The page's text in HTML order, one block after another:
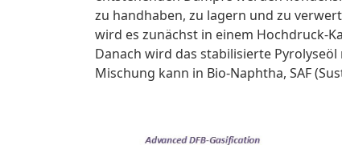
zu handhaben, zu lagern und zu
wird es zunächst in einem Hochdruck-
Danach wird das stabilisierte
Mischung kann in Bio-Naphtha, SAF